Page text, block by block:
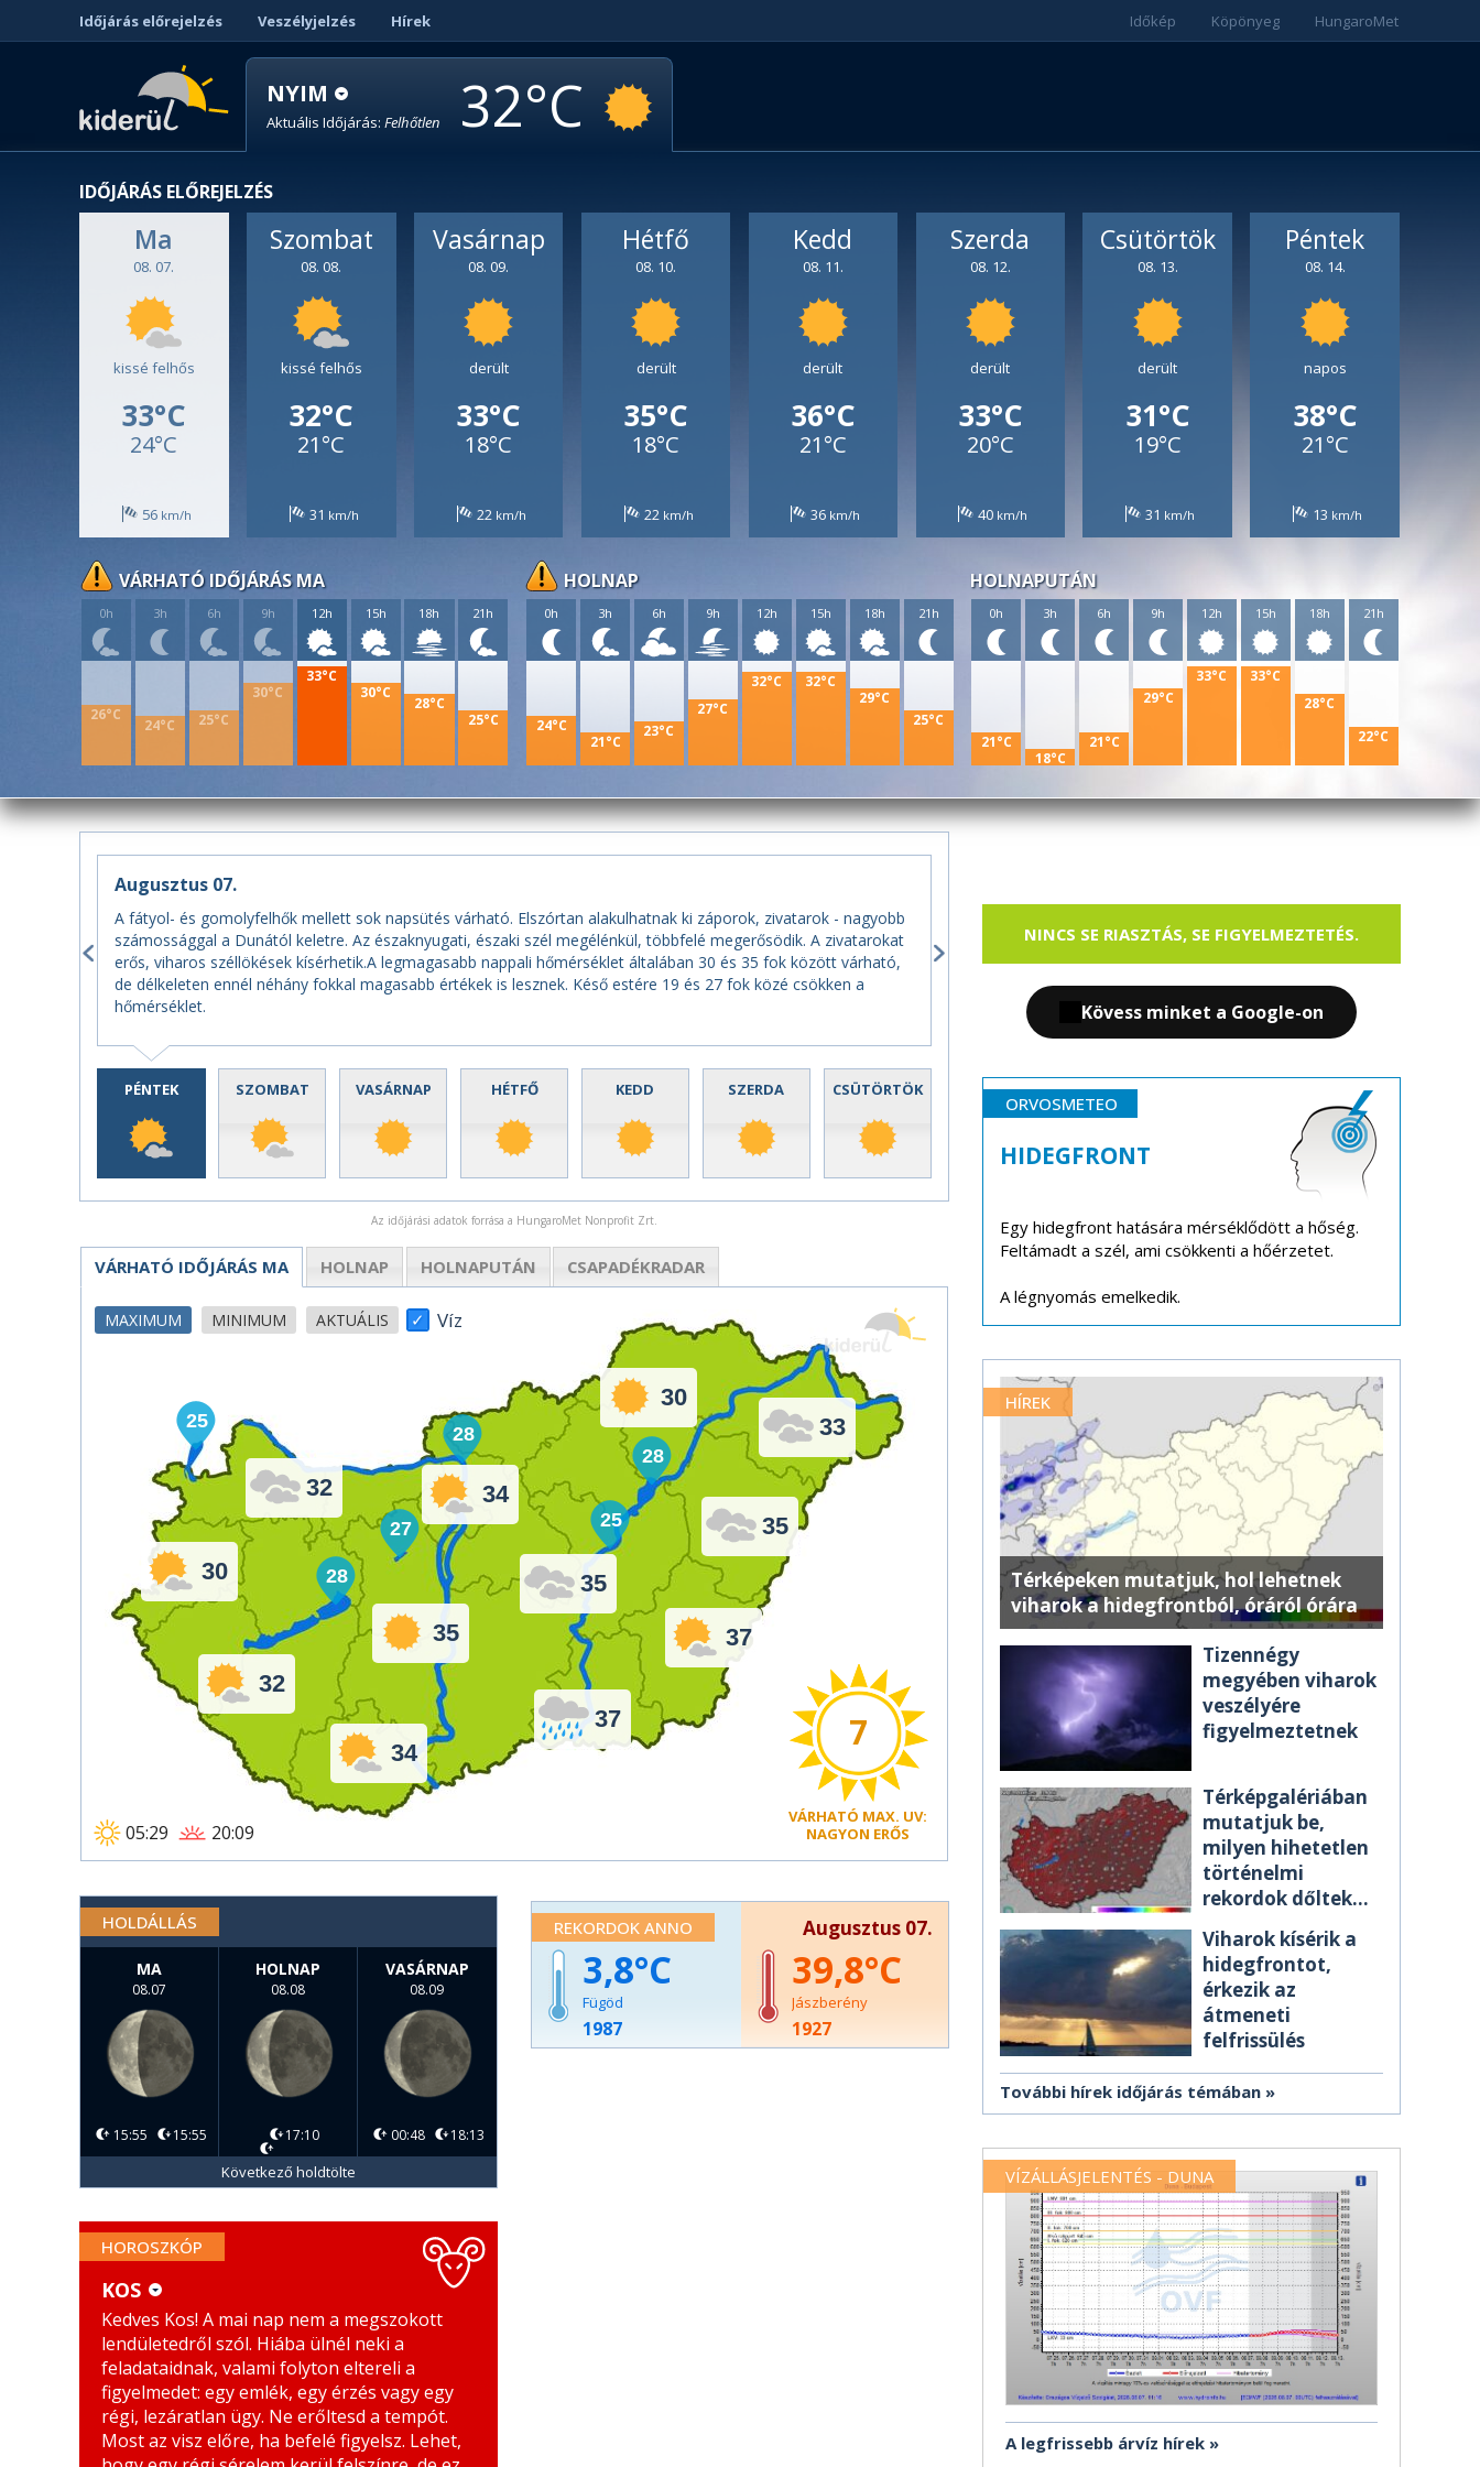
Időjárás előrejelzés Veszélyjelzés Hírek HungaroMet
Köpönyeg
Időkép
NYIM
Aktuális Időjárás: Felhőtlen 32
IDŐJÁRÁS ELŐREJELZÉS
Ma
08. 07.
kissé felhős
33°C
24°C
56
Szombat
08. 08.
kissé felhős
32°C
21°C
31
Vasárnap
08. 09.
derült
33°C
18°C
22
Hétfő
08. 10.
derült
35°C
18°C
22
Kedd
08. 11.
derült
36°C
21°C
36
Szerda
08. 12.
derült
33°C
20°C
40
Csütörtök
08. 13.
derült
31°C
19°C
31
Péntek
08. 14.
napos
38°C
21°C
13
VÁRHATÓ IDŐJÁRÁS MA
0h
26°C
3h
24°C
6h
25°C
9h
30°C
12h
33°C
15h
30°C
18h
28°C
21h
25°C
HOLNAP
0h
24°C
3h
21°C
6h
23°C
9h
27°C
12h
32°C
15h
32°C
18h
29°C
21h
25°C
HOLNAPUTÁN
0h
21°C
3h
18°C
6h
21°C
9h
29°C
12h
33°C
15h
33°C
18h
28°C
21h
22°C
Augusztus 07.
A fátyol- és gomolyfelhők mellett sok napsütés várható. Elszórtan alakulhatnak ki záporok, zivatarok - nagyobb
számossággal a Dunától keletre. Az északnyugati, északi szél megélénkül, többfelé megerősödik. A zivatarokat
erős, viharos széllökések kísérhetik.A legmagasabb nappali hőmérséklet általában 30 és 35 fok között várható,
de délkeleten ennél néhány fokkal magasabb értékek is lesznek. Késő estére 19 és 27 fok közé csökken a
hőmérséklet.
PÉNTEK SZOMBAT VASÁRNAP HÉTFŐ KEDD SZERDA CSÜTÖRTÖK
Az időjárási adatok forrása a HungaroMet Nonprofit Zrt.
VÁRHATÓ IDŐJÁRÁS MA HOLNAP HOLNAPUTÁN CSAPADÉKRADAR
32
30
32
35
34
37
35
34
30
37
35
33
28
28
27
25
25
28
05:29 20:09
7
VÁRHATÓ MAX. UV:
NAGYON ERŐS
Víz
MAXIMUM MINIMUM AKTUÁLIS
HOLDÁLLÁS
MA
08.07
15:55 15:55
HOLNAP
08.08
17:10
VASÁRNAP
08.09
00:48 18:13
Következő holdtölte
HOROSZKÓP
KOS
BIKA
IKREK
RÁK
MÉRLEG
SKORPIÓ
NYILAS
BAK
KOS
Kedves Kos! A mai nap nem a megszokott
lendületedről szól. Hiába ülnél neki a
feladataidnak, valami folyton eltereli a
figyelmedet: egy emlék, egy érzés vagy egy
régi, lezáratlan ügy. Ne erőltesd a tempót.
Most az visz előre, ha befelé figyelsz. Lehet,
REKORDOK ANNO Augusztus 07.
3,8
Fügöd
1987
39,8
Jászberény
1927
NINCS SE RIASZTÁS, SE FIGYELMEZTETÉS.
Kövess minket a Google-on
ORVOSMETEO
HIDEGFRONT
Egy hidegfront hatására mérséklődött a hőség.
Feltámadt a szél, ami csökkenti a hőérzetet.
A légnyomás emelkedik.
HÍREK
Térképeken mutatjuk, hol lehetnek
viharok a hidegfrontból, óráról órára
Tizennégy
megyében viharok
veszélyére
figyelmeztetnek
Térképgalériában
mutatjuk be,
milyen hihetetlen
történelmi
rekordok dőltek
Viharok kísérik a
hidegfrontot,
érkezik az
átmeneti
felfrissülés
További hírek időjárás témában
VÍZÁLLÁSJELENTÉS - DUNA
A legfrissebb árvíz hírek